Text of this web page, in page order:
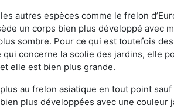
autres espèces comme le frelon
un corps bien plus développé avec
sombre. Pour ce qui est toutefois
qui concerne la scolie des jardins, elle
elle est bien plus grande.
au frelon asiatique en tout point
plus développées avec une